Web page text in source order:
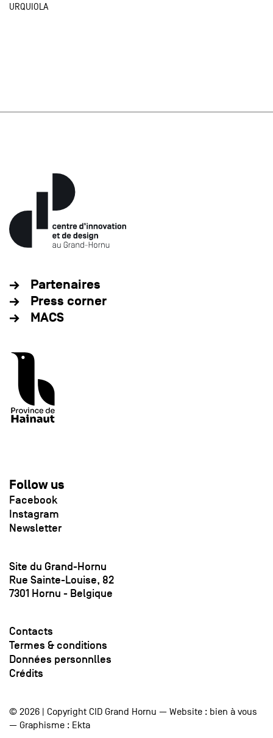
URQUIOLA
Partenaires
Press corner
MACS
Follow us
Facebook
Instagram
Newsletter
Site du Grand-Hornu
Rue Sainte-Louise, 82
7301 Hornu - Belgique
Contacts
Termes & conditions
Données personnlles
Crédits
© 2026 | Copyright CID Grand Hornu — Website : bien à vous
— Graphisme : Ekta